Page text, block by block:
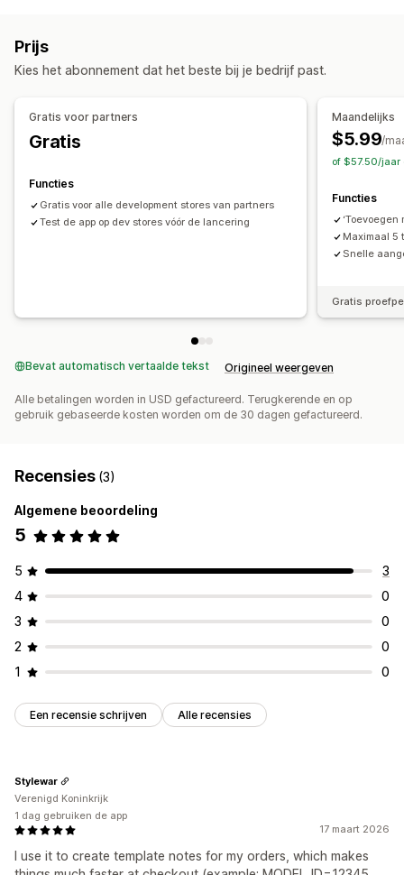
Prijs
Kies het abonnement dat het beste bij je bedrijf past.
Gratis voor partners
Gratis
Functies
Gratis voor alle development stores van partners
Test de app op dev stores vóór de lancering
Maandelijks
$5.99/
of $57.50/jaar
Functies
‘Toevoegen
Maximaal 5
Snelle
Gratis
Bevat automatisch vertaalde tekst Origineel weergeven
Alle betalingen worden in USD gefactureerd. Terugkerende en op
gebruik gebaseerde kosten worden om de 30 dagen gefactureerd.
Recensies (3)
Algemene beoordeling
5
5
3
4
0
3
0
2
0
1
0
Een recensie schrijven Alle recensies
17 maart 2026
I use it to create template notes for my orders, which makes
Stylewar
Verenigd Koninkrijk
1 dag gebruiken de app